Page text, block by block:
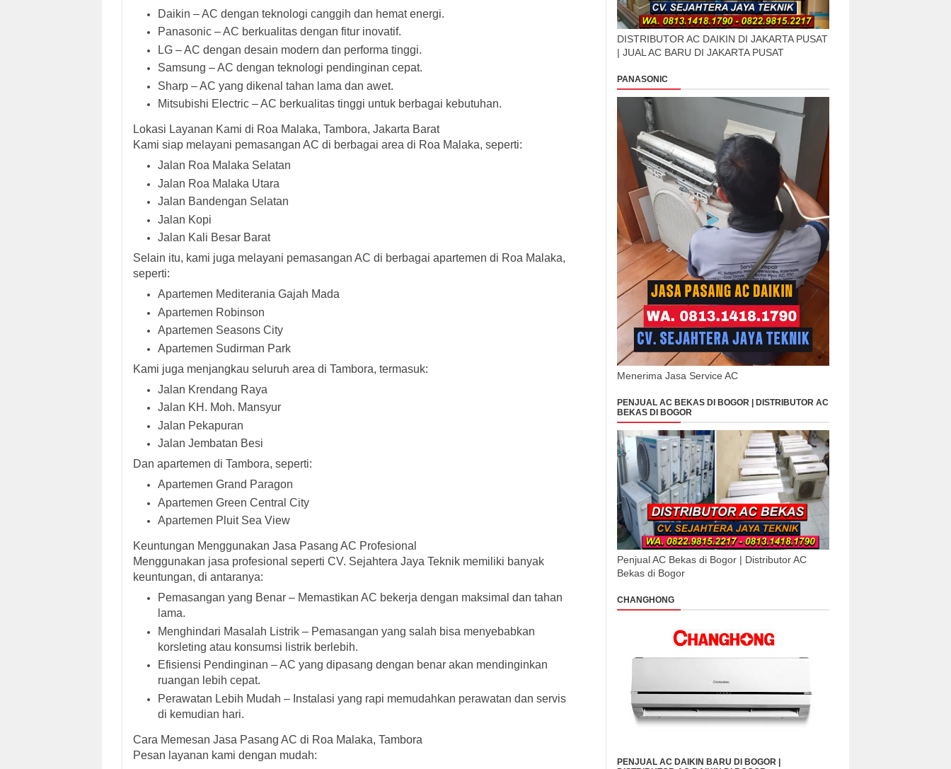
Daikin – AC dengan teknologi canggih dan hemat energi.
Panasonic – AC berkualitas dengan fitur inovatif.
LG – AC dengan desain modern dan performa tinggi.
Samsung – AC dengan teknologi pendinginan cepat.
Sharp – AC yang dikenal tahan lama dan awet.
Mitsubishi Electric – AC berkualitas tinggi untuk berbagai kebutuhan.
Lokasi Layanan Kami di Roa Malaka, Tambora, Jakarta Barat
Kami siap melayani pemasangan AC di berbagai area di Roa Malaka, seperti:
Jalan Roa Malaka Selatan
Jalan Roa Malaka Utara
Jalan Bandengan Selatan
Jalan Kopi
Jalan Kali Besar Barat
Selain itu, kami juga melayani pemasangan AC di berbagai apartemen di Roa Malaka,
seperti:
Apartemen Mediterania Gajah Mada
Apartemen Robinson
Apartemen Seasons City
Apartemen Sudirman Park
Kami juga menjangkau seluruh area di Tambora, termasuk:
Jalan Krendang Raya
Jalan KH. Moh. Mansyur
Jalan Pekapuran
Jalan Jembatan Besi
Dan apartemen di Tambora, seperti:
Apartemen Grand Paragon
Apartemen Green Central City
Apartemen Pluit Sea View
Keuntungan Menggunakan Jasa Pasang AC Profesional
Menggunakan jasa profesional seperti CV. Sejahtera Jaya Teknik memiliki banyak
keuntungan, di antaranya:
Pemasangan yang Benar – Memastikan AC bekerja dengan maksimal dan tahan
lama.
Menghindari Masalah Listrik – Pemasangan yang salah bisa menyebabkan
korsleting atau konsumsi listrik berlebih.
Efisiensi Pendinginan – AC yang dipasang dengan benar akan mendinginkan
ruangan lebih cepat.
Perawatan Lebih Mudah – Instalasi yang rapi memudahkan perawatan dan servis
di kemudian hari.
Cara Memesan Jasa Pasang AC di Roa Malaka, Tambora
Pesan layanan kami dengan mudah:
DISTRIBUTOR AC DAIKIN DI JAKARTA PUSAT
| JUAL AC BARU DI JAKARTA PUSAT
PANASONIC
Menerima Jasa Service AC
PENJUAL AC BEKAS DI BOGOR | DISTRIBUTOR AC
BEKAS DI BOGOR
Penjual AC Bekas di Bogor | Distributor AC
Bekas di Bogor
CHANGHONG
PENJUAL AC DAIKIN BARU DI BOGOR |